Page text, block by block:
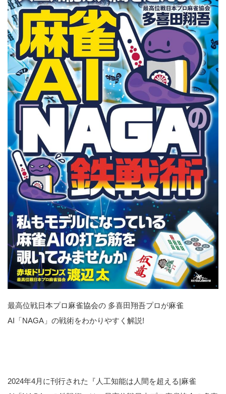
最高位戦日本プロ麻雀協会の 多喜田翔吾プロが麻雀
AI「NAGA」の戦術をわかりやすく解説!
2024年4月に刊行された『人工知能は人間を超える|麻雀